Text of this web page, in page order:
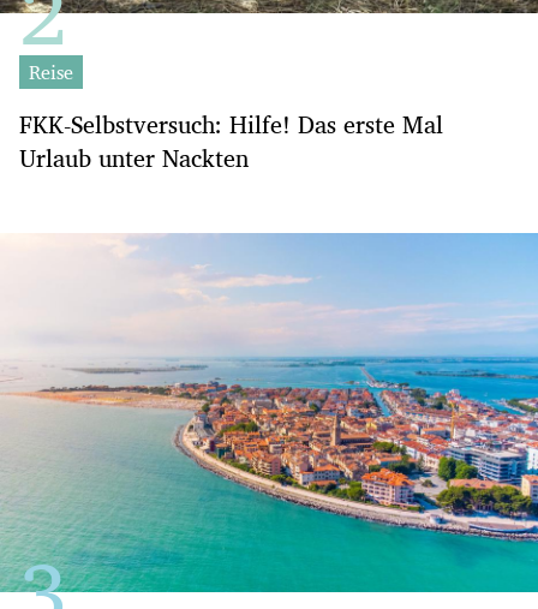
Reise
FKK-Selbstversuch: Hilfe! Das erste Mal
Urlaub unter Nackten